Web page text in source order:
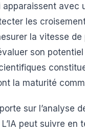
avec
les
la vitesse
son
la maturité
sur l’analyse
peut suivre